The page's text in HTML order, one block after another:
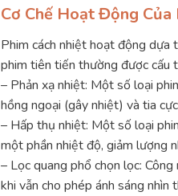
Cơ Chế Hoạt Động Của
Phim cách nhiệt hoạt động dựa
phim tiên tiến thường được cấu
– Phản xạ nhiệt: Một số loại
hồng ngoại (gây nhiệt) và tia
– Hấp thụ nhiệt: Một số loại
một phần nhiệt độ, giảm lượng
– Lọc quang phổ chọn lọc:
khi vẫn cho phép ánh sáng